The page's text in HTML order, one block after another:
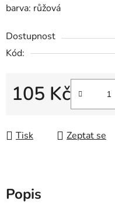
barva: růžová
Dostupnost
Kód:
105 Kč
Tisk Zeptat se
Popis